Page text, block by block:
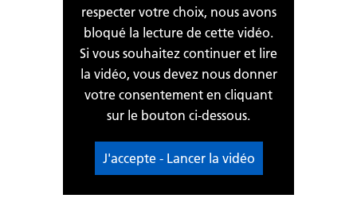
respecter votre choix, nous avons
bloqué la lecture de cette vidéo.
Si vous souhaitez continuer et lire
la vidéo, vous devez nous donner
votre consentement en cliquant
sur le bouton ci-dessous.
J'accepte - Lancer la vidéo